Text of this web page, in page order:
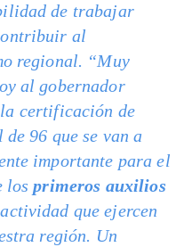
de trabajar
al
regional. “Muy
al gobernador
certificación de
96 que se van a
importante para el
losprimeros auxilios
que ejercen
región. Un